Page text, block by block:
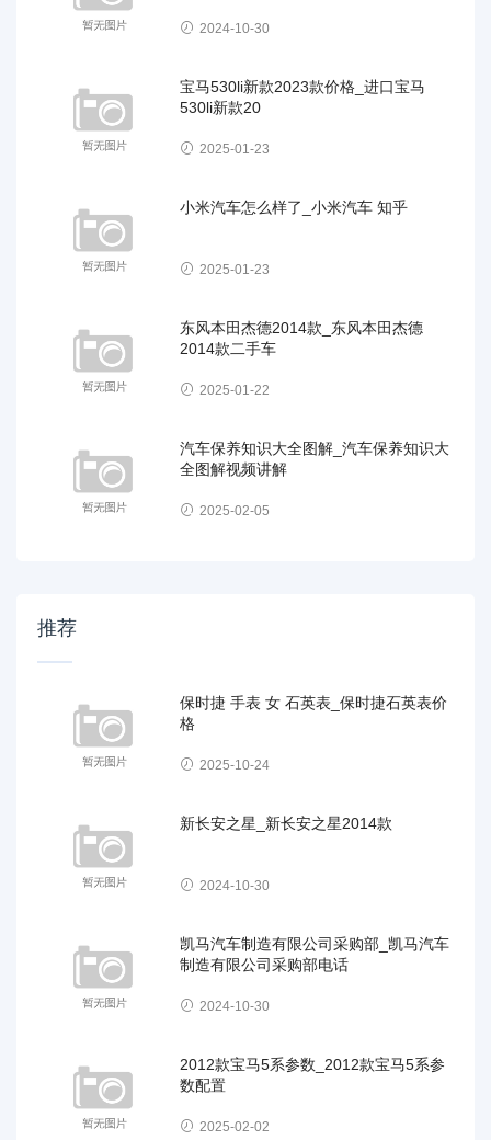
2024-10-30
宝马530li新款2023款价格_进口宝马
530li新款20
2025-01-23
小米汽车怎么样了_小米汽车 知乎
2025-01-23
东风本田杰德2014款_东风本田杰德
2014款二手车
2025-01-22
汽车保养知识大全图解_汽车保养知识大
全图解视频讲解
2025-02-05
推荐
保时捷 手表 女 石英表_保时捷石英表价
格
2025-10-24
新长安之星_新长安之星2014款
2024-10-30
凯马汽车制造有限公司采购部_凯马汽车
制造有限公司采购部电话
2024-10-30
2012款宝马5系参数_2012款宝马5系参
数配置
2025-02-02